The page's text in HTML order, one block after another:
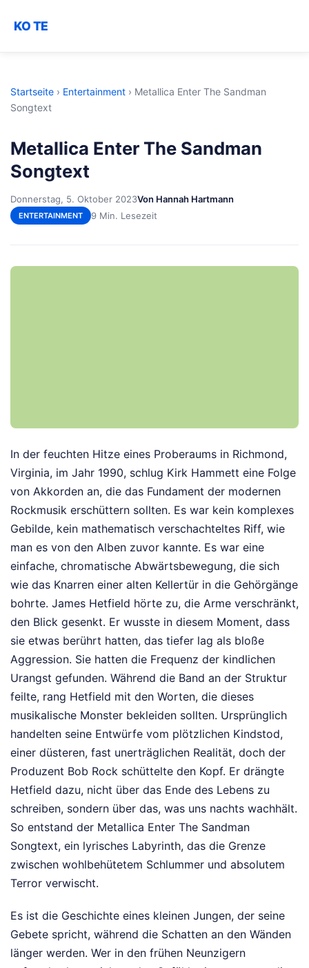
KO TE
Startseite › Entertainment › Metallica Enter The Sandman
Songtext
Metallica Enter The Sandman
Songtext
Donnerstag, 5. Oktober 2023Von Hannah Hartmann
ENTERTAINMENT 9 Min. Lesezeit
In der feuchten Hitze eines Proberaums in Richmond,
Virginia, im Jahr 1990, schlug Kirk Hammett eine Folge
von Akkorden an, die das Fundament der modernen
Rockmusik erschüttern sollten. Es war kein komplexes
Gebilde, kein mathematisch verschachteltes Riff, wie
man es von den Alben zuvor kannte. Es war eine
einfache, chromatische Abwärtsbewegung, die sich
wie das Knarren einer alten Kellertür in die Gehörgänge
bohrte. James Hetfield hörte zu, die Arme verschränkt,
den Blick gesenkt. Er wusste in diesem Moment, dass
sie etwas berührt hatten, das tiefer lag als bloße
Aggression. Sie hatten die Frequenz der kindlichen
Urangst gefunden. Während die Band an der Struktur
feilte, rang Hetfield mit den Worten, die dieses
musikalische Monster bekleiden sollten. Ursprünglich
handelten seine Entwürfe vom plötzlichen Kindstod,
einer düsteren, fast unerträglichen Realität, doch der
Produzent Bob Rock schüttelte den Kopf. Er drängte
Hetfield dazu, nicht über das Ende des Lebens zu
schreiben, sondern über das, was uns nachts wachhält.
So entstand der Metallica Enter The Sandman
Songtext, ein lyrisches Labyrinth, das die Grenze
zwischen wohlbehütetem Schlummer und absolutem
Terror verwischt.
Es ist die Geschichte eines kleinen Jungen, der seine
Gebete spricht, während die Schatten an den Wänden
länger werden. Wer in den frühen Neunzigern